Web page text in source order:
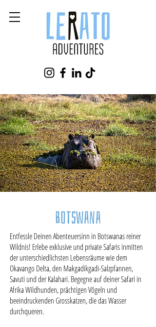
Botswana
Entfessle Deinen Abenteuersinn in Botswanas reiner
Wildnis! Erlebe exklusive und private Safaris inmitten
der unterschiedlichsten Lebensräume wie dem
Okavango Delta, den Makgadikgadi-Salzpfannen,
Savuti und der Kalahari. Begegne auf deiner Safari in
Afrika Wildhunden, prächtigen Vögeln und
beeindruckenden Grosskatzen, die das Wasser
durchqueren.